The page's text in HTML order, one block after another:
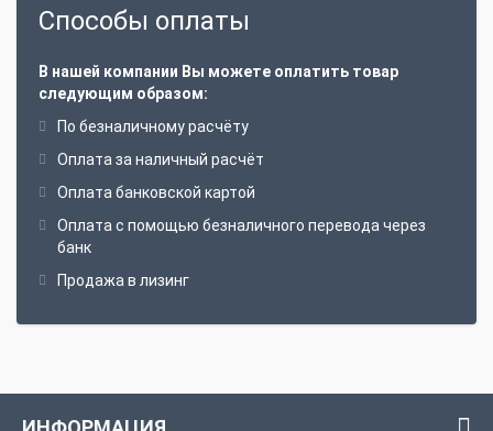
Способы оплаты
В нашей компании Вы можете оплатить товар
следующим образом:
По безналичному расчёту
Оплата за наличный расчёт
Оплата банковской картой
Оплата с помощью безналичного перевода через
банк
Продажа в лизинг